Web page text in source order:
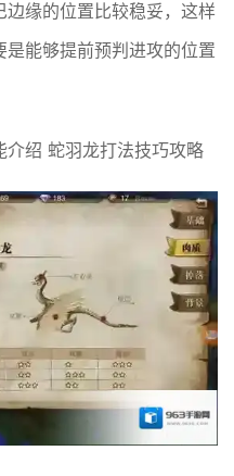
缘的位置比较稳妥，这样
能够提前预判进攻的位置
绍 蛇羽龙打法技巧攻略